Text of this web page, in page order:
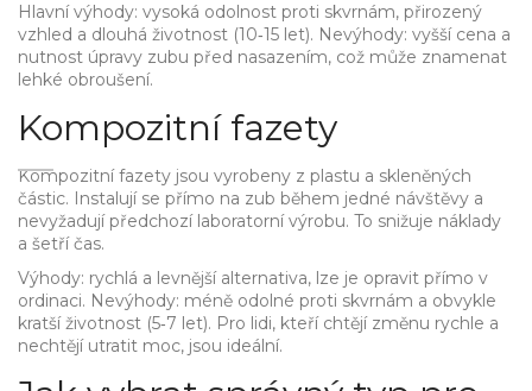
Hlavní výhody: vysoká odolnost proti skvrnám, přirozený
vzhled a dlouhá životnost (10‑15 let). Nevýhody: vyšší cena a
nutnost úpravy zubu před nasazením, což může znamenat
lehké obroušení.
Kompozitní fazety
Kompozitní fazety jsou vyrobeny z plastu a skleněných
částic. Instalují se přímo na zub během jedné návštěvy a
nevyžadují předchozí laboratorní výrobu. To snižuje náklady
a šetří čas.
Výhody: rychlá a levnější alternativa, lze je opravit přímo v
ordinaci. Nevýhody: méně odolné proti skvrnám a obvykle
kratší životnost (5‑7 let). Pro lidi, kteří chtějí změnu rychle a
nechtějí utratit moc, jsou ideální.